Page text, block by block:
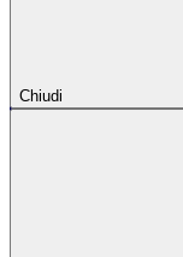
Chiudi